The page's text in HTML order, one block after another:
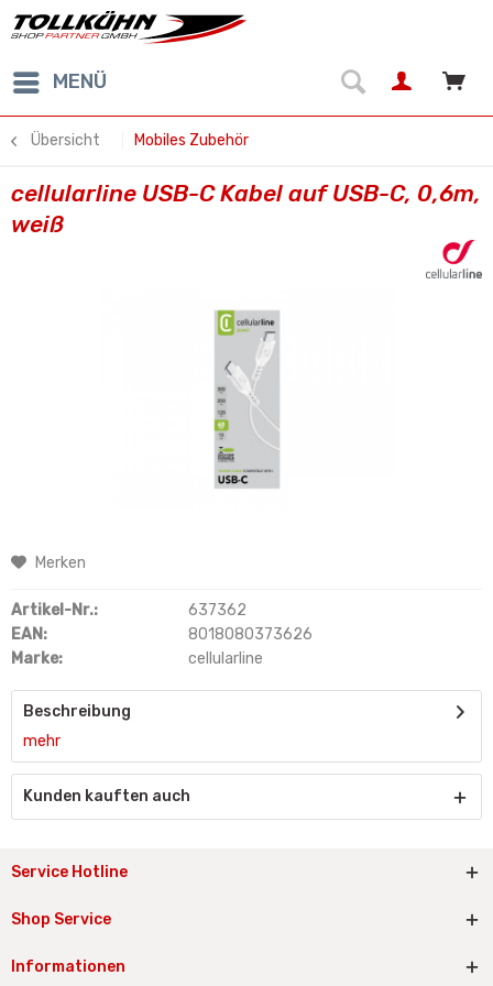
MENÜ
Übersicht Mobiles Zubehör
cellularline USB-C Kabel auf USB-C, 0,6m,
weiß
Merken
Artikel-Nr.:
637362
EAN:
8018080373626
Marke:
cellularline
Beschreibung
mehr
Kunden kauften auch
Service Hotline
Shop Service
Informationen